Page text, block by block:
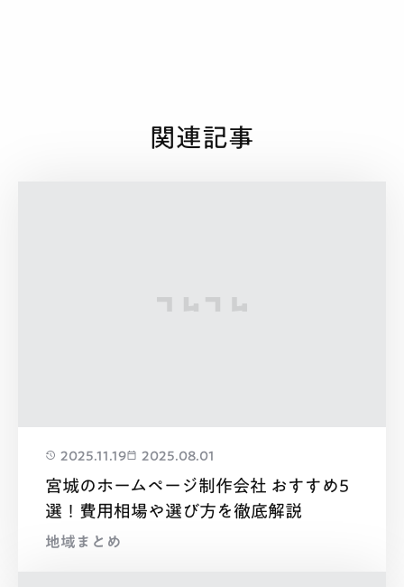
関連記事
2025.11.19 2025.08.01
宮城のホームページ制作会社 おすすめ5
選！費用相場や選び方を徹底解説
地域まとめ